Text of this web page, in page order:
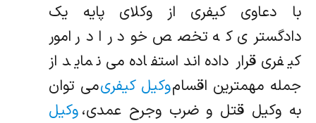
با دعاوی کیفری از وکلای پایه یک
دادگستری که تخصص خود را در امور
کیفری قرار داده‌اند استفاده می نماید از
جمله مهمترین اقساموکیل کیفریمی توان
به وکیل قتل و ضرب وجرح عمدی،وکیل